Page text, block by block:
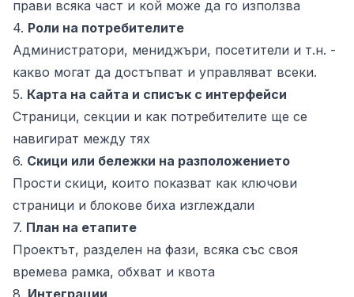
прави всяка част и кой може да го използва
4. Роли на потребителите
Администратори, мениджъри, посетители и т.н. -
какво могат да достъпват и управляват всеки.
5. Карта на сайта и списък с интерфейси
Страници, секции и как потребителите ще се
навигират между тях
6. Скици или бележки на разположението
Прости скици, които показват как ключови
страници и блокове биха изглеждали
7. План на етапите
Проектът, разделен на фази, всяка със своя
времева рамка, обхват и квота
8. Интеграции